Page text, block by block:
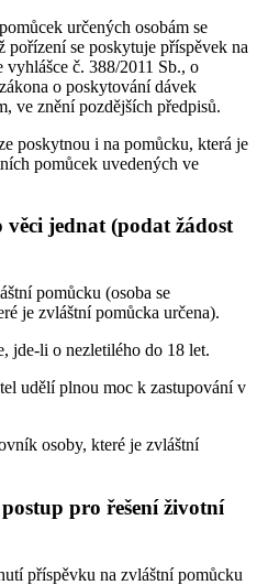
určených osobám se
se poskytuje příspěvek na
č. 388/2011 Sb., o
o poskytování dávek
ve znění pozdějších předpisů.
poskytnou i na pomůcku, která je
pomůcek uvedených ve
jednat (podat žádost
pomůcku (osoba se
je zvláštní pomůcka určena).
jde-li o nezletilého do 18 let.
udělí plnou moc k zastupování v
osoby, které je zvláštní
pro řešení životní
příspěvku na zvláštní pomůcku